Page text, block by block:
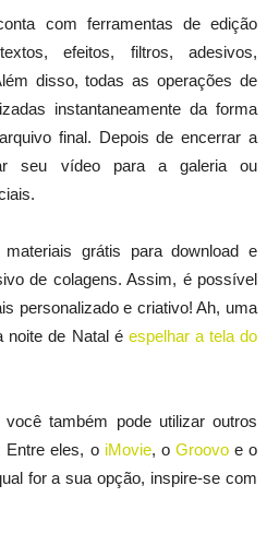
com ferramentas de edição
efeitos, filtros, adesivos,
disso, todas as operações de
instantaneamente da forma
final. Depois de encerrar a
seu vídeo para a galeria ou
grátis para download e
de colagens. Assim, é possível
personalizado e criativo! Ah, uma
noite de Natal é espelhar a tela do
também pode utilizar outros
Entre eles, o iMovie, o Groovoe o
for a sua opção, inspire-se com